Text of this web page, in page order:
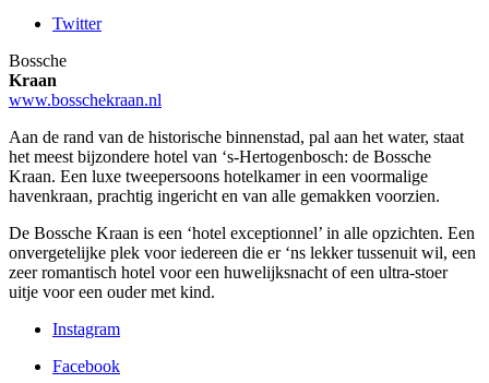
Twitter
Bossche
Kraan
www.bosschekraan.nl
Aan de rand van de historische binnenstad, pal aan het water, staat
het meest bijzondere hotel van ‘s-Hertogenbosch: de Bossche
Kraan. Een luxe tweepersoons hotelkamer in een voormalige
havenkraan, prachtig ingericht en van alle gemakken voorzien.
De Bossche Kraan is een ‘hotel exceptionnel’ in alle opzichten. Een
onvergetelijke plek voor iedereen die er ‘ns lekker tussenuit wil, een
zeer romantisch hotel voor een huwelijksnacht of een ultra-stoer
uitje voor een ouder met kind.
Instagram
Facebook